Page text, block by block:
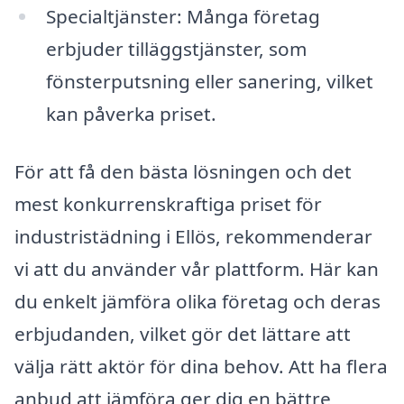
Specialtjänster: Många företag
erbjuder tilläggstjänster, som
fönsterputsning eller sanering, vilket
kan påverka priset.
För att få den bästa lösningen och det
mest konkurrenskraftiga priset för
industristädning i Ellös, rekommenderar
vi att du använder vår plattform. Här kan
du enkelt jämföra olika företag och deras
erbjudanden, vilket gör det lättare att
välja rätt aktör för dina behov. Att ha flera
anbud att jämföra ger dig en bättre